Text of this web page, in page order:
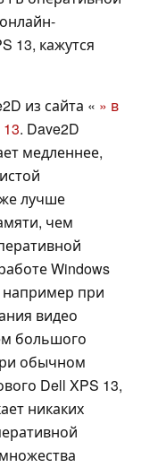
13, кажутся
из сайта « » в
. Dave2D
медленнее,
лучше
чем
Windows
например при
видео
большого
обычном
Dell XPS 13,
никаких